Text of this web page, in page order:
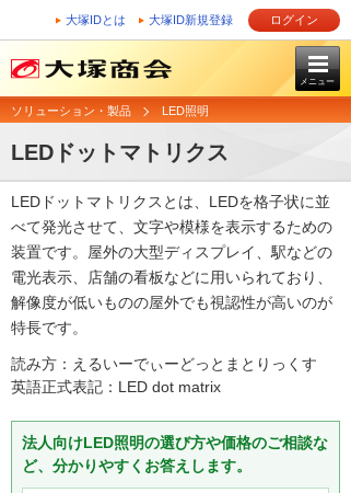
大塚IDとは 大塚ID新規登録 ログイン
メニュー
ソリューション・製品 LED照明
LEDドットマトリクス
LEDドットマトリクスとは、LEDを格子状に並
べて発光させて、文字や模様を表示するための
装置です。屋外の大型ディスプレイ、駅などの
電光表示、店舗の看板などに用いられており、
解像度が低いものの屋外でも視認性が高いのが
特長です。
読み方：えるいーでぃーどっとまとりっくす
英語正式表記：LED dot matrix
法人向けLED照明の選び方や価格のご相談な
ど、分かりやすくお答えします。